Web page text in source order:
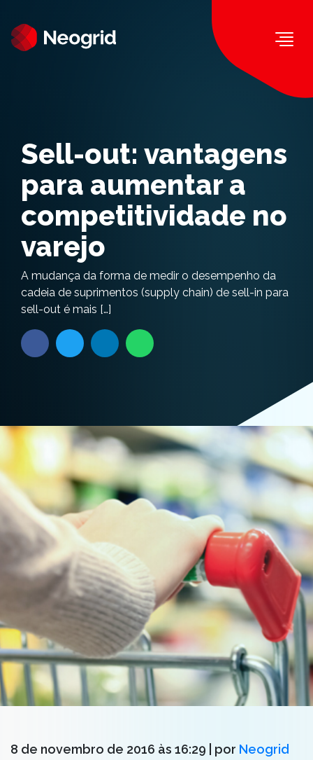
Sell-out: vantagens
para aumentar a
competitividade no
varejo
A mudança da forma de medir o desempenho da
cadeia de suprimentos (supply chain) de sell-in para
sell-out é mais […]
8 de novembro de 2016 às 16:29 | por Neogrid